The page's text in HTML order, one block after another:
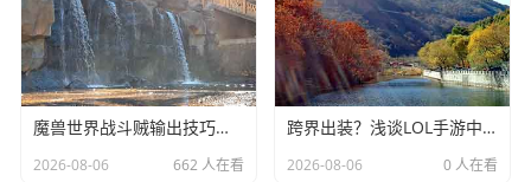
魔兽世界战斗贼输出技巧全解析
2026-08-06 662 人在看
跨界出装？浅谈LOL手游中李信的梦幻装备搭配-lol手游李信装备
2026-08-06 0 人在看